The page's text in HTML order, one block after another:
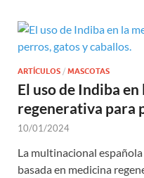
ARTÍCULOS / MASCOTAS
El uso de Indiba
regenerativa para
10/01/2024
La multinacional
basada en medicina